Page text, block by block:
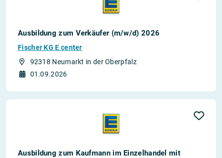
Ausbildung zum Verkäufer (m/w/d) 2026
Fischer KG E center
92318 Neumarkt in der Oberpfalz
01.09.2026
Ausbildung zum Kaufmann im Einzelhandel mit